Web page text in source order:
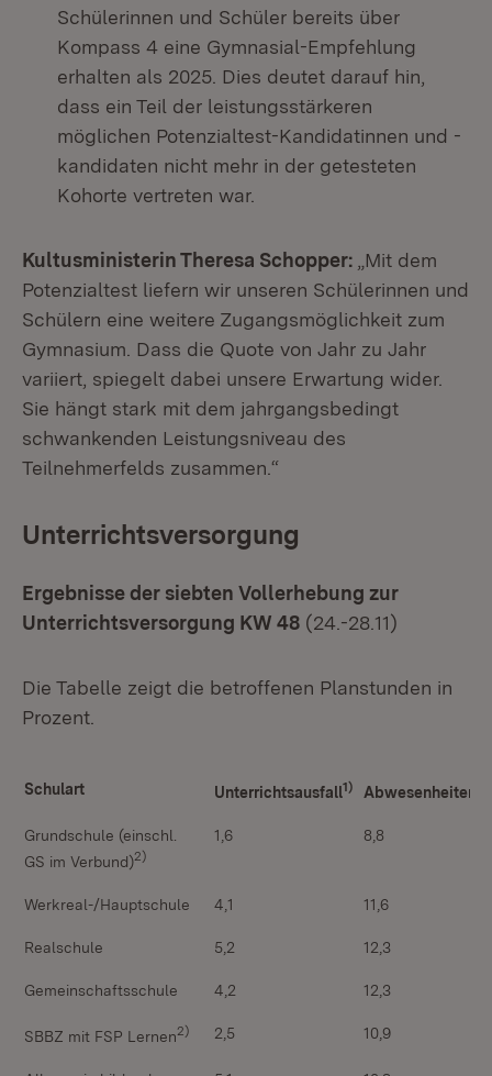
Schülerinnen und Schüler bereits über
Kompass 4 eine Gymnasial-Empfehlung
erhalten als 2025. Dies deutet darauf hin,
dass ein Teil der leistungsstärkeren
möglichen Potenzialtest-Kandidatinnen und -
kandidaten nicht mehr in der getesteten
Kohorte vertreten war.
Kultusministerin Theresa Schopper: „Mit dem
Potenzialtest liefern wir unseren Schülerinnen und
Schülern eine weitere Zugangsmöglichkeit zum
Gymnasium. Dass die Quote von Jahr zu Jahr
variiert, spiegelt dabei unsere Erwartung wider.
Sie hängt stark mit dem jahrgangsbedingt
schwankenden Leistungsniveau des
Teilnehmerfelds zusammen.“
Unterrichtsversorgung
Ergebnisse der siebten Vollerhebung zur
Unterrichtsversorgung KW 48 (24.-28.11)
Die Tabelle zeigt die betroffenen Planstunden in
Prozent.
Schulart Unterrichtsausfall1) Abwesenheiten
Grundschule (einschl.
GS im Verbund)2)
1,6 8,8
Werkreal-/Hauptschule 4,1 11,6
Realschule 5,2 12,3
Gemeinschaftsschule 4,2 12,3
SBBZ mit FSP Lernen2) 2,5 10,9